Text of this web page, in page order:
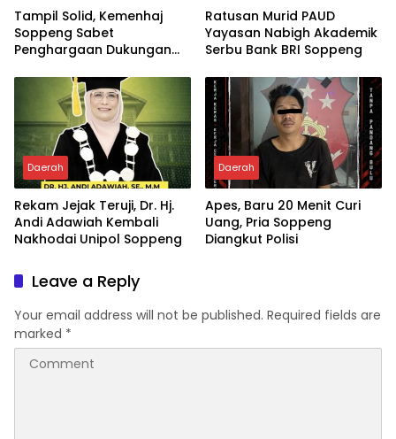
Tampil Solid, Kemenhaj
Soppeng Sabet
Penghargaan Dukungan
Kesehatan Haji Terbaik
Ratusan Murid PAUD
Yayasan Nabigh Akademik
Serbu Bank BRI Soppeng
Daerah
Rekam Jejak Teruji, Dr. Hj.
Andi Adawiah Kembali
Nakhodai Unipol Soppeng
Daerah
Apes, Baru 20 Menit Curi
Uang, Pria Soppeng
Diangkut Polisi
Leave a Reply
Your email address will not be published. Required fields are
marked *